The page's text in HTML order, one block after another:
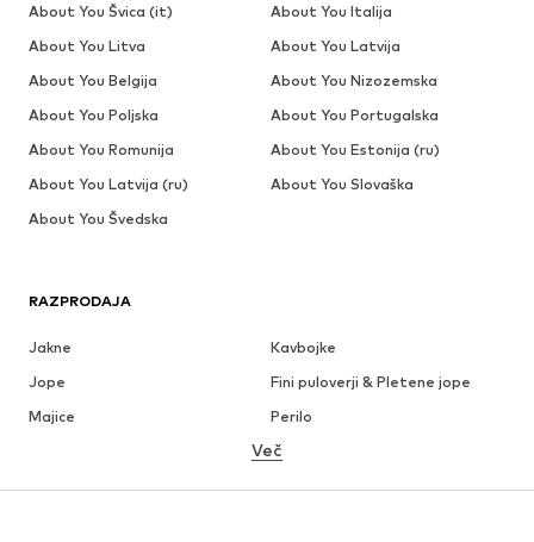
RAZPRODAJA
Jakne
Kavbojke
Jope
Fini puloverji & Pletene jope
Majice
Perilo
Srajce
Več
About You Švica (it)
About You Italija
About You Litva
About You Latvija
About You Belgija
About You Nizozemska
About You Poljska
About You Portugalska
About You Romunija
About You Estonija (ru)
About You Latvija (ru)
About You Slovaška
About You Švedska